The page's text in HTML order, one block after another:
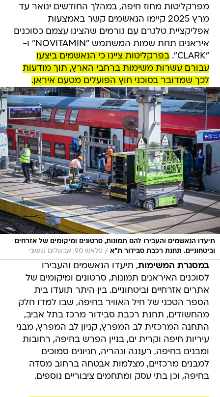
מפרקליטות מחוז חיפה, במהלך החודשים ינואר עד
מרץ 2025 קיימו הנאשמים קשר באמצעות
אפליקציית טלגרם עם גורמים שהציגו עצמם כסוכנים
איראנים תחת שמות המשתמש "NOVITAMIN" ו-
"CLARK".
בפרקליטות ציינו כי הנאשמים ביצעו
עבורם עשרות משימות ברחבי הארץ, תוך מודעות
לכך שמדובר בסוכני חוץ הפועלים מטעם איראן.
תיעדו הנאשמים והעבירו להם תמונות, סרטונים ומיקומים של אזרחים
וביטחוניים. תחנת רכבת סבידור ת"א / פלאש 90, אבשלום ששוני
במסגרת המשימות, תיעדו הנאשמים והעבירו
לסוכנים האיראנים תמונות, סרטונים ומיקומים של
אתרים אזרחיים וביטחוניים. בין היתר תועדו בית
הספר הטכני של חיל האוויר בחיפה, שבו למדו חלק
מהחשודים, תחנת רכבת סבידור מרכז בתל אביב,
התחנה המרכזית לב המפרץ, קניון לב המפרץ, מבני
עיריות חיפה וקרית ים, בניין הפרש בחיפה, רחובות
ומבנים בחיפה, רעננה ונהריה, חניונים סמוכים
למבנים מרכזיים, מצלמות אבטחה ברחוב מסדה
בחיפה, וכן בתי עסק ומתחמים ציבוריים נוספים.